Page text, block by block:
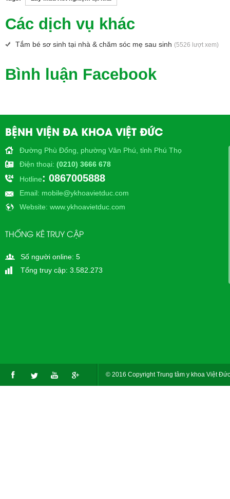
Các dịch vụ khác
Tắm bé sơ sinh tại nhà & chăm sóc mẹ sau sinh (5526 lượt xem)
Bình luận Facebook
BỆNH VIỆN ĐA KHOA VIỆT ĐỨC
Đường Phù Đổng, phường Vân Phú, tỉnh Phú Thọ
Điện thoại: (0210) 3666 678
Hotline: 0867005888
Email: mobile@ykhoavietduc.com
Website: www.ykhoavietduc.com
THỐNG KÊ TRUY CẬP
Số người online: 5
Tổng truy cập: 3.582.273
© 2016 Copyright Trung tâm y khoa Việt